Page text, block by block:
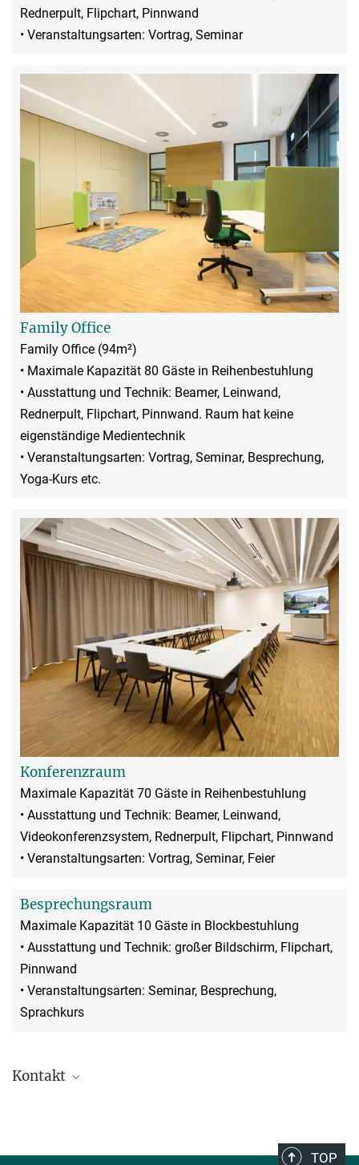
Rednerpult, Flipchart, Pinnwand
• Veranstaltungsarten: Vortrag, Seminar
Family Office
Family Office (94m²)
• Maximale Kapazität 80 Gäste in Reihenbestuhlung
• Ausstattung und Technik: Beamer, Leinwand,
Rednerpult, Flipchart, Pinnwand. Raum hat keine
eigenständige Medientechnik
• Veranstaltungsarten: Vortrag, Seminar, Besprechung,
Yoga-Kurs etc.
Konferenzraum
Maximale Kapazität 70 Gäste in Reihenbestuhlung
• Ausstattung und Technik: Beamer, Leinwand,
Videokonferenzsystem, Rednerpult, Flipchart, Pinnwand
• Veranstaltungsarten: Vortrag, Seminar, Feier
Besprechungsraum
Maximale Kapazität 10 Gäste in Blockbestuhlung
• Ausstattung und Technik: großer Bildschirm, Flipchart,
Pinnwand
• Veranstaltungsarten: Seminar, Besprechung,
Sprachkurs
Kontakt
TOP